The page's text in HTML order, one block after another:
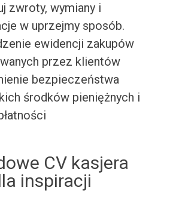
zwroty, wymiany i
w uprzejmy sposób.
ewidencji zakupów
przez klientów
bezpieczeństwa
środków pieniężnych i
CV kasjera
inspiracji